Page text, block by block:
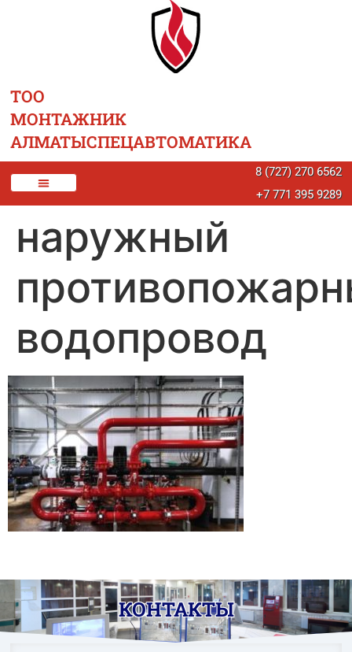
ТОО
МОНТАЖНИК
АЛМАТЫСПЕЦАВТОМАТИКА
8 (727) 270 6562
+7 771 395 9289
наружный
водопровод
КОНТАКТЫ